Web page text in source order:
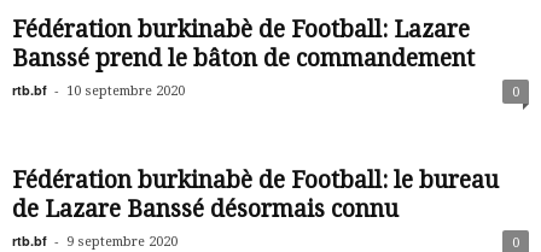
Fédération burkinabè de Football: Lazare
Banssé prend le bâton de commandement
rtb.bf - 10 septembre 2020 0
Fédération burkinabè de Football: le bureau
de Lazare Banssé désormais connu
rtb.bf - 9 septembre 2020 0